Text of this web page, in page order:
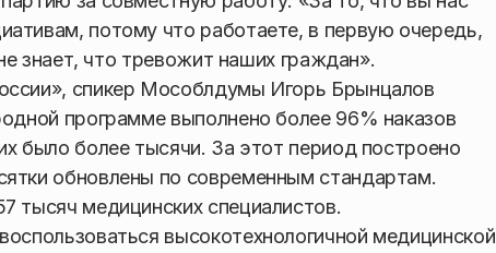
потому что работаете, в первую очередь,
знает, что тревожит наших граждан».
спикер Мособлдумы Игорь Брынцалов
программе выполнено более 96% наказов
было более тысячи. За этот период построено
обновлены по современным стандартам.
тысяч медицинских специалистов.
высокотехнологичной медицинской